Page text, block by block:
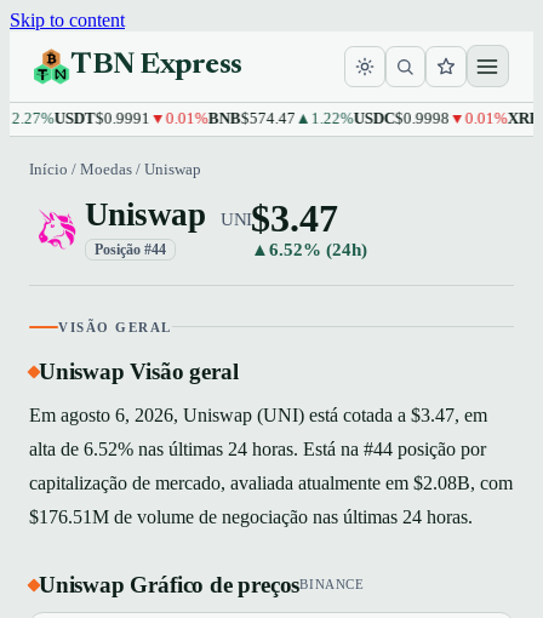
Skip to content
TBN Express
USDT$0.9991▼0.01%BNB$574.47▲1.22%USDC$0.9998▼0.01%XRP$1.10
Início / Moedas / Uniswap
Uniswap UNI
Posição #44
$3.47
▲6.52% (24h)
VISÃO GERAL
Uniswap Visão geral
Em agosto 6, 2026, Uniswap (UNI) está cotada a $3.47, em
alta de 6.52% nas últimas 24 horas. Está na #44 posição por
capitalização de mercado, avaliada atualmente em $2.08B, com
$176.51M de volume de negociação nas últimas 24 horas.
Uniswap Gráfico de preçosBINANCE